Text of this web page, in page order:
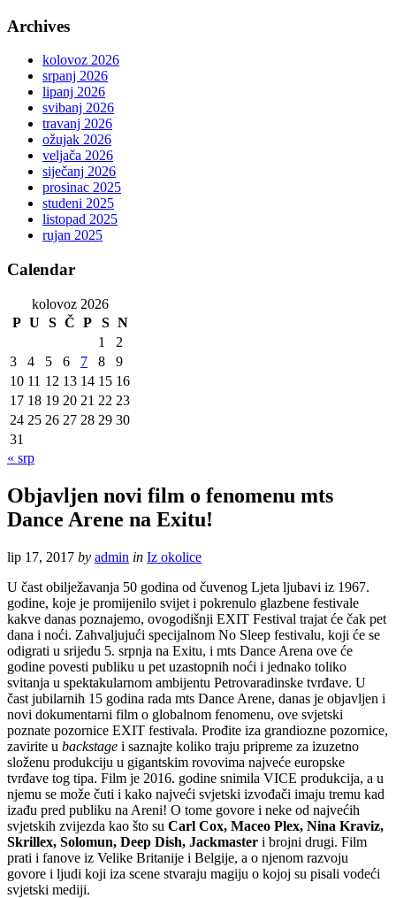
Archives
kolovoz 2026
srpanj 2026
lipanj 2026
svibanj 2026
travanj 2026
ožujak 2026
veljača 2026
siječanj 2026
prosinac 2025
studeni 2025
listopad 2025
rujan 2025
Calendar
kolovoz 2026
P U S Č P S N
1
2
3
4 5 6 7 8
9
10 11 12 13 14 15 16
17 18 19 20 21 22 23
24 25 26 27 28 29 30
31
« srp
Objavljen novi film o fenomenu mts
Dance Arene na Exitu!
lip 17, 2017 by admin in Iz okolice
U čast obilježavanja 50 godina od čuvenog Ljeta ljubavi iz 1967.
godine, koje je promijenilo svijet i pokrenulo glazbene festivale
kakve danas poznajemo, ovogodišnji EXIT Festival trajat će čak pet
dana i noći. Zahvaljujući specijalnom No Sleep festivalu, koji će se
odigrati u srijedu 5. srpnja na Exitu, i mts Dance Arena ove će
godine povesti publiku u pet uzastopnih noći i jednako toliko
svitanja u spektakularnom ambijentu Petrovaradinske tvrđave. U
čast jubilarnih 15 godina rada mts Dance Arene, danas je objavljen i
novi dokumentarni film o globalnom fenomenu, ove svjetski
poznate pozornice EXIT festivala. Prođite iza grandiozne pozornice,
zavirite u backstage i saznajte koliko traju pripreme za izuzetno
složenu produkciju u gigantskim rovovima najveće europske
tvrđave tog tipa. Film je 2016. godine snimila VICE produkcija, a u
njemu se može čuti i kako najveći svjetski izvođači imaju tremu kad
izađu pred publiku na Areni! O tome govore i neke od najvećih
svjetskih zvijezda kao što su Carl Cox, Maceo Plex, Nina Kraviz,
Skrillex, Solomun, Deep Dish, Jackmaster i brojni drugi. Film
prati i fanove iz Velike Britanije i Belgije, a o njenom razvoju
govore i ljudi koji iza scene stvaraju magiju o kojoj su pisali vodeći
svjetski mediji.